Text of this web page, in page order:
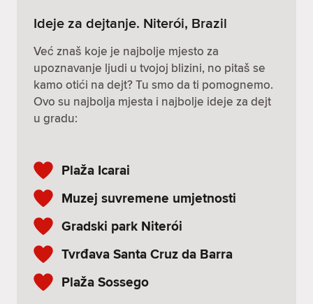
Ideje za dejtanje. Niterói, Brazil
Već znaš koje je najbolje mjesto za
upoznavanje ljudi u tvojoj blizini, no pitaš se
kamo otići na dejt? Tu smo da ti pomognemo.
Ovo su najbolja mjesta i najbolje ideje za dejt
u gradu:
Plaža Icarai
Muzej suvremene umjetnosti
Gradski park Niterói
Tvrđava Santa Cruz da Barra
Plaža Sossego